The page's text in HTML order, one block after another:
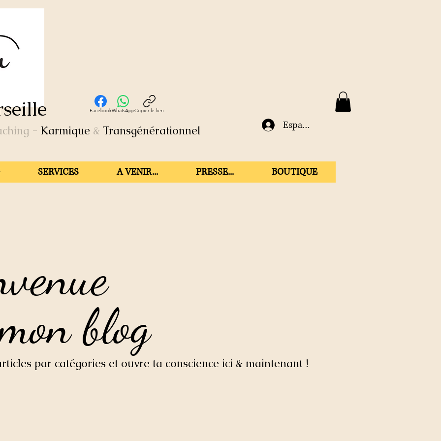
- Karmique & Transgénérationnel
FacebookWhatsAppCopier le lien
Espace membre
SERVICES A VENIR... PRESSE... BOUTIQUE
blog
blog
par catégories et ouvre ta conscience ici & maintenant !